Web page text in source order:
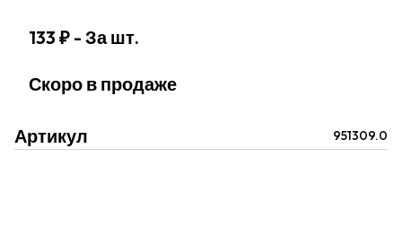
133 ₽ - За шт.
Скоро в продаже
Артикул 951309.0